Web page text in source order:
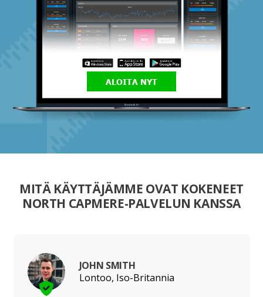
ALOITA NYT
MITÄ KÄYTTÄJÄMME OVAT KOKENEET
NORTH CAPMERE-PALVELUN KANSSA
JOHN SMITH
Lontoo, Iso-Britannia